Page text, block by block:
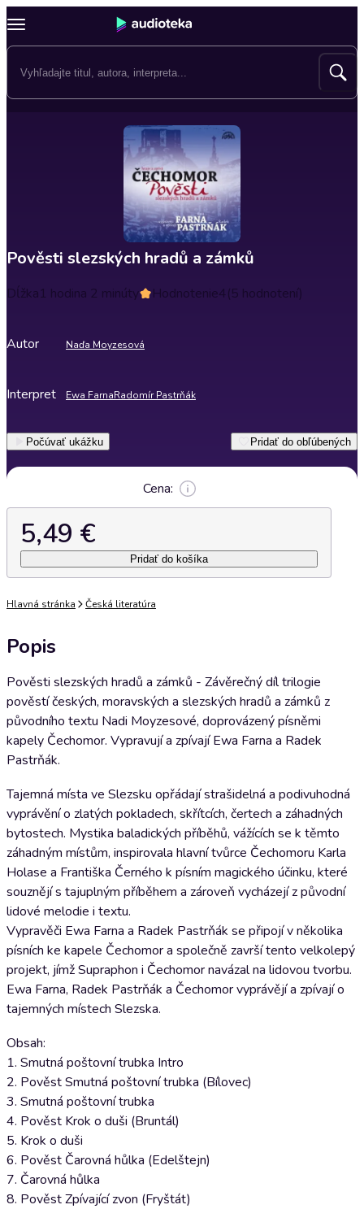
Pověsti slezských hradů a zámků
Dĺžka1 hodina 2 minúty Hodnotenie4(5 hodnotení)
Autor Naďa Moyzesová
Interpret Ewa FarnaRadomír Pastrňák
Počúvať ukážku Pridať do obľúbených
Cena:
5,49 €
Pridať do košíka
Hlavná stránka Česká literatúra
Popis
Pověsti slezských hradů a zámků - Závěrečný díl trilogie
pověstí českých, moravských a slezských hradů a zámků z
původního textu Nadi Moyzesové, doprovázený písněmi
kapely Čechomor. Vypravují a zpívají Ewa Farna a Radek
Pastrňák.
Tajemná místa ve Slezsku opřádají strašidelná a podivuhodná
vyprávění o zlatých pokladech, skřítcích, čertech a záhadných
bytostech. Mystika baladických příběhů, vážících se k těmto
záhadným místům, inspirovala hlavní tvůrce Čechomoru Karla
Holase a Františka Černého k písním magického účinku, které
souznějí s tajuplným příběhem a zároveň vycházejí z původní
lidové melodie i textu.
Vypravěči Ewa Farna a Radek Pastrňák se připojí v několika
písních ke kapele Čechomor a společně završí tento velkolepý
projekt, jímž Supraphon i Čechomor navázal na lidovou tvorbu.
Ewa Farna, Radek Pastrňák a Čechomor vyprávějí a zpívají o
tajemných místech Slezska.
Obsah:
1. Smutná poštovní trubka Intro
2. Pověst Smutná poštovní trubka (Bílovec)
3. Smutná poštovní trubka
4. Pověst Krok o duši (Bruntál)
5. Krok o duši
6. Pověst Čarovná hůlka (Edelštejn)
7. Čarovná hůlka
8. Pověst Zpívající zvon (Fryštát)